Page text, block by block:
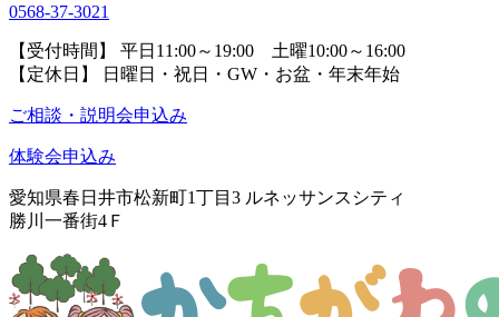
0568-37-3021
【受付時間】 平日11:00～19:00 土曜10:00～16:00
【定休日】 日曜日・祝日・GW・お盆・年末年始
ご相談・説明会申込み
体験会申込み
愛知県春日井市松新町1丁目3 ルネッサンスシティ
勝川一番街4Ｆ